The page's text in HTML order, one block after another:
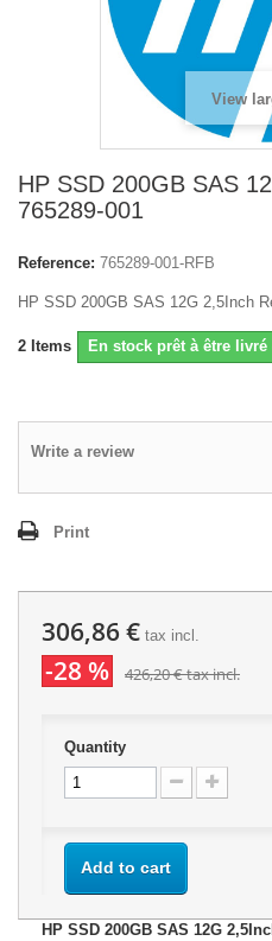
View
HP SSD 200GB SAS
765289-001
Reference: 765289-001-RFB
HP SSD 200GB SAS 12G 2,5Inch
2 Items En stock prêt à être
Write a review
Print
306,86 € tax incl.
-28 % 426,20 €tax incl.
Quantity
Add to cart
HP SSD 200GB SAS 12G